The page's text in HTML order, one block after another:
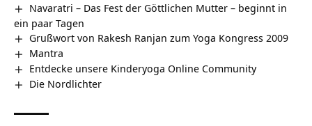
Navaratri – Das Fest der Göttlichen Mutter – beginnt in
ein paar Tagen
Grußwort von Rakesh Ranjan zum Yoga Kongress 2009
Mantra
Entdecke unsere Kinderyoga Online Community
Die Nordlichter